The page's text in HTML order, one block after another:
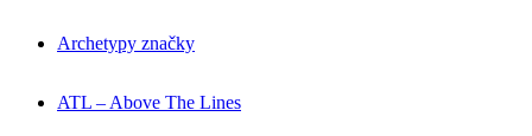
Archetypy značky
ATL – Above The Lines